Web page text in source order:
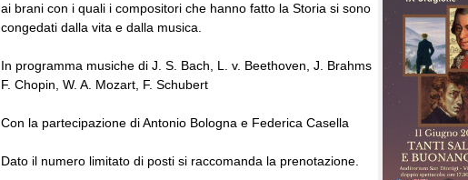
ai brani con i quali i compositori che hanno fatto la Storia si sono
congedati dalla vita e dalla musica.
In programma musiche di J. S. Bach, L. v. Beethoven, J. Brahms
F. Chopin, W. A. Mozart, F. Schubert
Con la partecipazione di Antonio Bologna e Federica Casella
Dato il numero limitato di posti si raccomanda la prenotazione.